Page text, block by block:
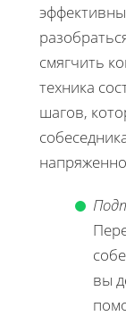
смягчить
техника
шагов,
вы